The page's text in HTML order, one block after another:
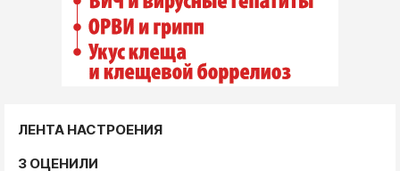
ЛЕНТА НАСТРОЕНИЯ
3 ОЦЕНИЛИ